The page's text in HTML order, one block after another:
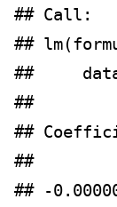
## Call:
##
##
##
##
##
## -